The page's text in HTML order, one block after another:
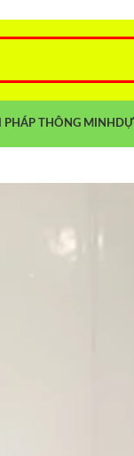
PHÁP THÔNG MINH